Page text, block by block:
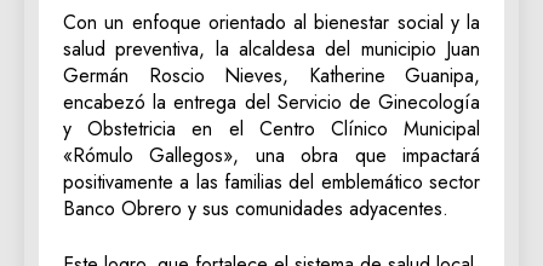
Con un enfoque orientado al bienestar social y la
salud preventiva, la alcaldesa del municipio Juan
Germán Roscio Nieves, Katherine Guanipa,
encabezó la entrega del Servicio de Ginecología
y Obstetricia en el Centro Clínico Municipal
«Rómulo Gallegos», una obra que impactará
positivamente a las familias del emblemático sector
Banco Obrero y sus comunidades adyacentes.